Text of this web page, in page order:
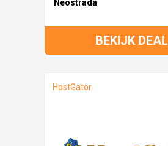
Neostrada
BEKIJK DEAL
HostGator